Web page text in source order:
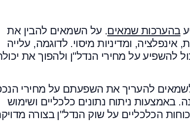
בהערכות שמאים. על השמאים להבין את
ומדיניות מיסוי. לדוגמה, עלייה
להשפיע על מחירי הנדל"ן ולהפוך את
להעריך את השפעתם על מחירי
ניתוח נתונים כלכליים ושימוש
הכלכליים על שוק הנדל"ן בצורה